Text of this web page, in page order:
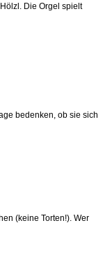
Die Orgel spielt
bedenken, ob sie sich
(keine Torten!). Wer